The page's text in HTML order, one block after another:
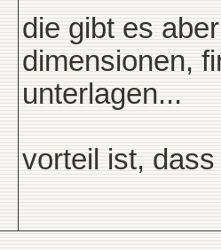
die gibt es
dimensionen,
unterlagen...
vorteil ist,